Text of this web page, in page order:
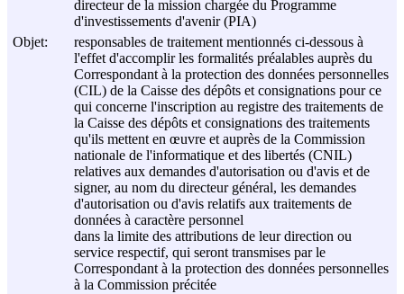
directeur de la mission chargée du Programme
d'investissements d'avenir (PIA)
Objet:
responsables de traitement mentionnés ci-dessous à
l'effet d'accomplir les formalités préalables auprès du
Correspondant à la protection des données personnelles
(CIL) de la Caisse des dépôts et consignations pour ce
qui concerne l'inscription au registre des traitements de
la Caisse des dépôts et consignations des traitements
qu'ils mettent en œuvre et auprès de la Commission
nationale de l'informatique et des libertés (CNIL)
relatives aux demandes d'autorisation ou d'avis et de
signer, au nom du directeur général, les demandes
d'autorisation ou d'avis relatifs aux traitements de
données à caractère personnel
dans la limite des attributions de leur direction ou
service respectif, qui seront transmises par le
Correspondant à la protection des données personnelles
à la Commission précitée